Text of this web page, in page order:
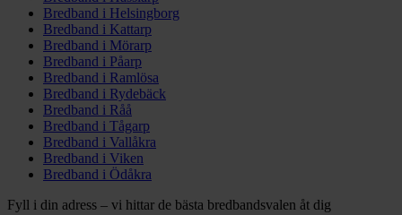
Bredband i Helsingborg
Bredband i Kattarp
Bredband i Mörarp
Bredband i Påarp
Bredband i Ramlösa
Bredband i Rydebäck
Bredband i Råå
Bredband i Tågarp
Bredband i Vallåkra
Bredband i Viken
Bredband i Ödåkra
Fyll i din adress – vi hittar de bästa bredbandsvalen åt dig